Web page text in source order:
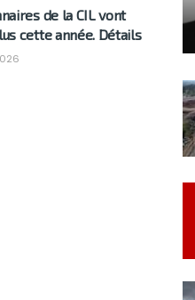
de la CIL vont
cette année. Détails